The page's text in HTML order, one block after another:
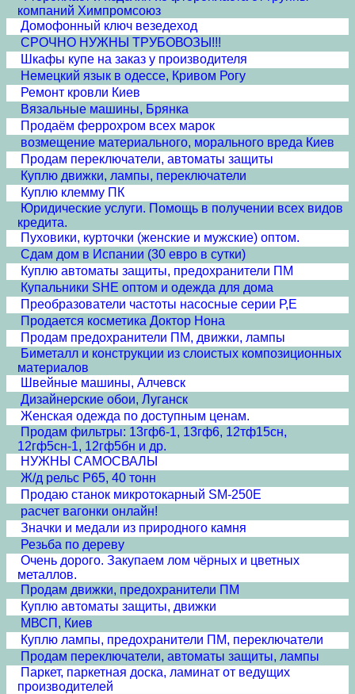
компаний Химпромсоюз
Домофонный ключ везедеход
СРОЧНО НУЖНЫ ТРУБОВОЗЫ!!!
Шкафы купе на заказ у производителя
Немецкий язык в одессе, Кривом Рогу
Ремонт кровли Киев
Вязальные машины, Брянка
Продаём феррохром всех марок
возмещение материального, морального вреда Киев
Продам переключатели, автоматы защиты
Куплю движки, лампы, переключатели
Куплю клемму ПК
Юридические услуги. Помощь в получении всех видов
кредита.
Пуховики, курточки (женские и мужские) оптом.
Сдам дом в Испании (30 евро в сутки)
Куплю автоматы защиты, предохранители ПМ
Купальники SHE оптом и одежда для дома
Преобразователи частоты насосные серии Р,Е
Продается косметика Доктор Нона
Продам предохранители ПМ, движки, лампы
Биметалл и конструкции из слоистых композиционных
материалов
Швейные машины, Алчевск
Дизайнерские обои, Луганск
Женская одежда по доступным ценам.
Продам фильтры: 13гф6-1, 13гф6, 12тф15сн,
12гф5сн-1, 12гф5бн и др.
НУЖНЫ САМОСВАЛЫ
Ж/д рельс Р65, 40 тонн
Продаю станок микротокарный SM-250E
расчет вагонки онлайн!
Значки и медали из природного камня
Резьба по дереву
Очень дорого. Закупаем лом чёрных и цветных
металлов.
Продам движки, предохранители ПМ
Куплю автоматы защиты, движки
МВСП, Киев
Куплю лампы, предохранители ПМ, переключатели
Продам переключатели, автоматы защиты, лампы
Паркет, паркетная доска, ламинат от ведущих
производителей